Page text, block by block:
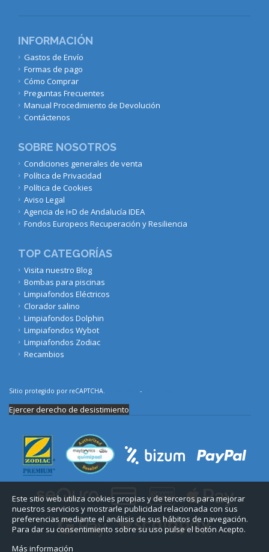
INFORMACIÓN
Gastos de Envío
Formas de pago
Cómo Comprar
Preguntas Frecuentes
Manual Procedimiento de Devolución
Contáctenos
SOBRE NOSOTROS
Condiciones generales de venta
Política de Privacidad
Política de Cookies
Aviso Legal
Agencia de I+D de Andalucía IDEA
Fondos Europeos Recuperación y Resiliencia
TOP CATEGORÍAS
Visita nuestro Blog
Bombas para piscinas
Limpiafondos Eléctricos
Clorador salino
Limpiafondos Dolphin
Limpiafondos Wybot
Limpiafondos Zodiac
Recambios
Este sitio web utiliza cookies propias y de terceros para mejorar
nuestros servicios y mostrarle publicidad relacionada con sus
preferencias mediante el análisis de sus hábitos de navegación.
Para dar su consentimiento sobre su uso pulse el botón Acepto.
Más información
Sitio protegido por reCAPTCHA. -
Ejercer derecho de desistimiento